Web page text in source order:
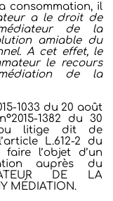
consommation, il
a le droit de
de la
amiable du
A cet effet, le
le recours
de la
1033 du 20 août
1382 du 30
ou litige dit de
L.612-2 du
l’objet d’un
auprès du
DE LA
MÉDIATION.